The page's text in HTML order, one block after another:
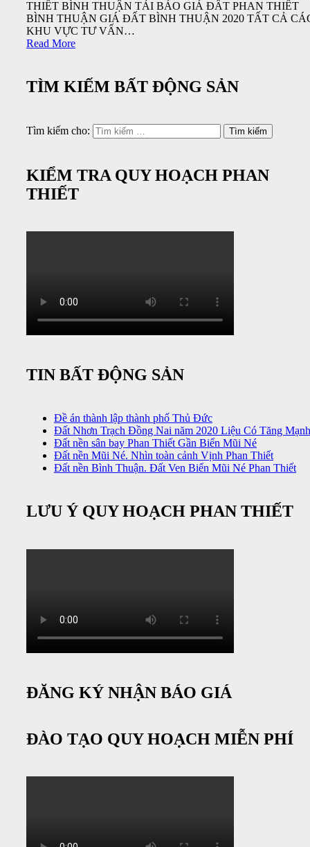
THIẾT BÌNH THUẬN TẢI BÁO GIÁ ĐẤT PHAN THIẾT
BÌNH THUẬN GIÁ ĐẤT BÌNH THUẬN 2020 TẤT CẢ
KHU VỰC TƯ VẤN…
Read More
TÌM KIẾM BẤT ĐỘNG SẢN
Tìm kiếm cho:
KIỂM TRA QUY HOẠCH PHAN
THIẾT
TIN BẤT ĐỘNG SẢN
Đề án thành lập thành phố Thủ Đức
Đất Nhơn Trạch Đồng Nai năm 2020 Liệu Có Tăng
Đất nền sân bay Phan Thiết Gần Biển Mũi Né
Đất nền Mũi Né. Nhìn toàn cảnh Vịnh Phan Thiết
Đất nền Bình Thuận. Đất Ven Biển Mũi Né Phan Thiết
LƯU Ý QUY HOẠCH PHAN THIẾT
ĐĂNG KÝ NHẬN BÁO GIÁ
ĐÀO TẠO QUY HOẠCH MIỄN PHÍ